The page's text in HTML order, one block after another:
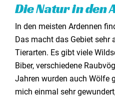
Die Natur in den
In den meisten Ardennen
Das macht das Gebiet sehr
Tierarten. Es gibt viele
Biber, verschiedene
Jahren wurden auch Wölfe
mich einmal sehr